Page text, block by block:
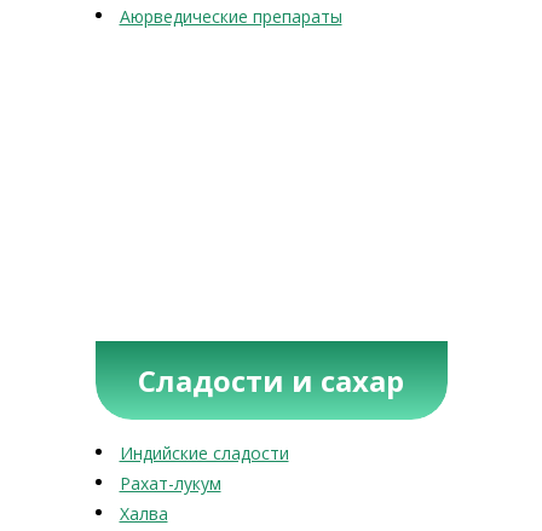
Аюрведические препараты
Сладости и сахар
Индийские сладости
Рахат-лукум
Халва